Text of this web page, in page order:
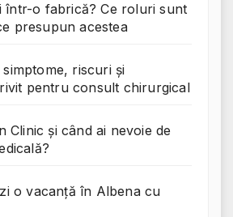
într-o fabrică? Ce roluri sunt
presupun acestea
riscuri și
pentru consult chirurgical
Clinic și când ai nevoie de
o vacanță în Albena cu